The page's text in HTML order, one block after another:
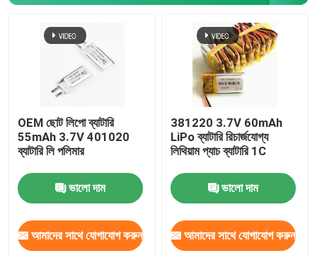
OEM ছোট লিপো ব্যাটারি
55mAh 3.7V 401020
ব্যাটারি লি পলিমার
ভালো দাম
আমাদের সাথে যোগাযোগ করুন
381220 3.7V 60mAh
LiPo ব্যাটারি রিচার্জযোগ্য
লিথিয়াম প্যাচ ব্যাটারি 1C
ভালো দাম
আমাদের সাথে যোগাযোগ করুন